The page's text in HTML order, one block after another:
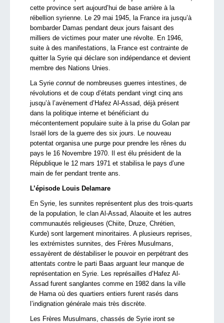
cette province sert aujourd’hui de base arrière à la
rébellion syrienne. Le 29 mai 1945, la France ira jusqu’à
bombarder Damas pendant deux jours faisant des
milliers de victimes pour mater une révolte. En 1946,
suite à des manifestations, la France est contrainte de
quitter la Syrie qui déclare son indépendance et devient
membre des Nations Unies.
La Syrie connut de nombreuses guerres intestines, de
révolutions et de coup d’états pendant vingt cinq ans
jusqu’à l’avènement d’Hafez Al-Assad, déjà présent
dans la politique interne et bénéficiant du
mécontentement populaire suite à la prise du Golan par
Israël lors de la guerre des six jours. Le nouveau
potentat organisa une purge pour prendre les rênes du
pays le 16 Novembre 1970. Il est élu président de la
République le 12 mars 1971 et stabilisa le pays d’une
main de fer pendant trente ans.
L’épisode Louis Delamare
En Syrie, les sunnites représentent plus des trois-quarts
de la population, le clan Al-Assad, Alaouite et les autres
communautés religieuses (Chiite, Druze, Chrétien,
Kurde) sont largement minoritaires. A plusieurs reprises,
les extrémistes sunnites, des Frères Musulmans,
essayèrent de déstabiliser le pouvoir en perpétrant des
attentats contre le parti Baas arguant leur manque de
représentation en Syrie. Les représailles d’Hafez Al-
Assad furent sanglantes comme en 1982 dans la ville
de Hama où des quartiers entiers furent rasés dans
l’indignation générale mais très discrète.
Les Frères Musulmans, chassés de Syrie iront se